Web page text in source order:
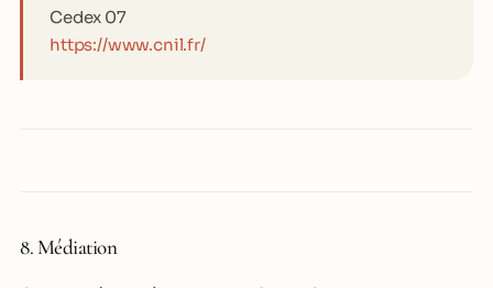
Cedex 07
https://www.cnil.fr/
8. Médiation